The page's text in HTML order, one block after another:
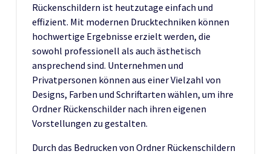
Rückenschildern ist heutzutage einfach und
effizient. Mit modernen Drucktechniken können
hochwertige Ergebnisse erzielt werden, die
sowohl professionell als auch ästhetisch
ansprechend sind. Unternehmen und
Privatpersonen können aus einer Vielzahl von
Designs, Farben und Schriftarten wählen, um ihre
Ordner Rückenschilder nach ihren eigenen
Vorstellungen zu gestalten.
Durch das Bedrucken von Ordner Rückenschildern